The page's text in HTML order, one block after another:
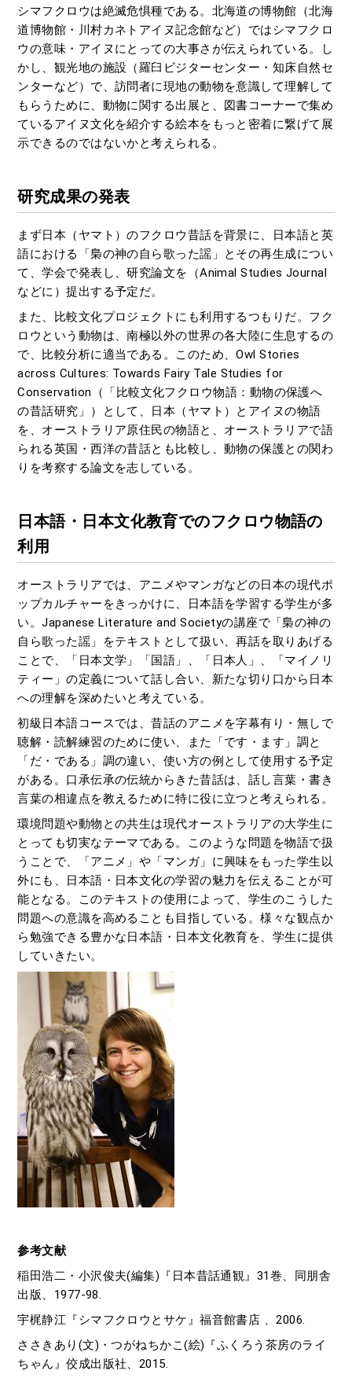
シマフクロウは絶滅危惧種である。北海道の博物館（北海
道博物館・川村カネトアイヌ記念館など）ではシマフクロ
ウの意味・アイヌにとっての大事さが伝えられている。し
かし、観光地の施設（羅臼ビジターセンター・知床自然セ
ンターなど）で、訪問者に現地の動物を意識して理解して
もらうために、動物に関する出展と、図書コーナーで集め
ているアイヌ文化を紹介する絵本をもっと密着に繋げて展
示できるのではないかと考えられる。
研究成果の発表
まず日本（ヤマト）のフクロウ昔話を背景に、日本語と英
語における「梟の神の自ら歌った謡」とその再生成につい
て、学会で発表し、研究論文を（Animal Studies Journal
などに）提出する予定だ。
また、比較文化プロジェクトにも利用するつもりだ。フク
ロウという動物は、南極以外の世界の各大陸に生息するの
で、比較分析に適当である。このため、Owl Stories
across Cultures: Towards Fairy Tale Studies for
Conservation（「比較文化フクロウ物語：動物の保護へ
の昔話研究」）として、日本（ヤマト）とアイヌの物語
を、オーストラリア原住民の物語と、オーストラリアで語
られる英国・西洋の昔話とも比較し、動物の保護との関わ
りを考察する論文を志している。
日本語・日本文化教育でのフクロウ物語の
利用
オーストラリアでは、アニメやマンガなどの日本の現代ポ
ップカルチャーをきっかけに、日本語を学習する学生が多
い。Japanese Literature and Societyの講座で「梟の神の
自ら歌った謡」をテキストとして扱い、再話を取りあげる
ことで、「日本文学」「国語」、「日本人」、「マイノリ
ティー」の定義について話し合い、新たな切り口から日本
への理解を深めたいと考えている。
初級日本語コースでは、昔話のアニメを字幕有り・無しで
聴解・読解練習のために使い、また「です・ます」調と
「だ・である」調の違い、使い方の例として使用する予定
がある。口承伝承の伝統からきた昔話は、話し言葉・書き
言葉の相違点を教えるために特に役に立つと考えられる。
環境問題や動物との共生は現代オーストラリアの大学生に
とっても切実なテーマである。このような問題を物語で扱
うことで、「アニメ」や「マンガ」に興味をもった学生以
外にも、日本語・日本文化の学習の魅力を伝えることが可
能となる。このテキストの使用によって、学生のこうした
問題への意識を高めることも目指している。様々な観点か
ら勉強できる豊かな日本語・日本文化教育を、学生に提供
していきたい。
参考文献
稲田浩二・小沢俊夫(編集)『日本昔話通観』31巻、同朋舎
出版、1977-98.
宇梶静江『シマフクロウとサケ』福音館書店 、2006.
ささきあり(文)・つがねちかこ(絵)『ふくろう茶房のライ
ちゃん』佼成出版社、2015.